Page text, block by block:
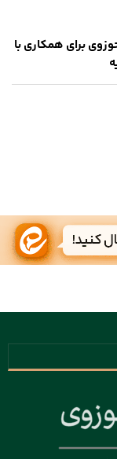
برای همکاری با